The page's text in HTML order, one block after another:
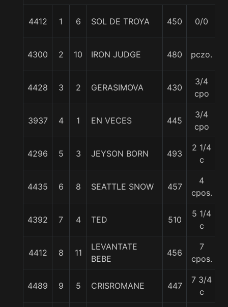
4412 1 6 SOL DE TROYA 450 0/0
4300 2 10 IRON JUDGE 480 pczo.
4428 3 2 GERASIMOVA 430
3/4
cpo
3937 4 1 EN VECES 445
3/4
cpo
4296 5 3 JEYSON BORN 493
2 1/4
c
4435 6 8 SEATTLE SNOW 457
4
cpos.
4392 7 4 TED 510
5 1/4
c
4412 8 11
LEVANTATE
BEBE
456
7
cpos.
4489 9 5 CRISROMANE 447
7 3/4
c